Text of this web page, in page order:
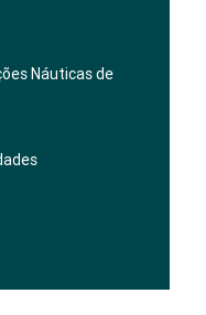
Náuticas de